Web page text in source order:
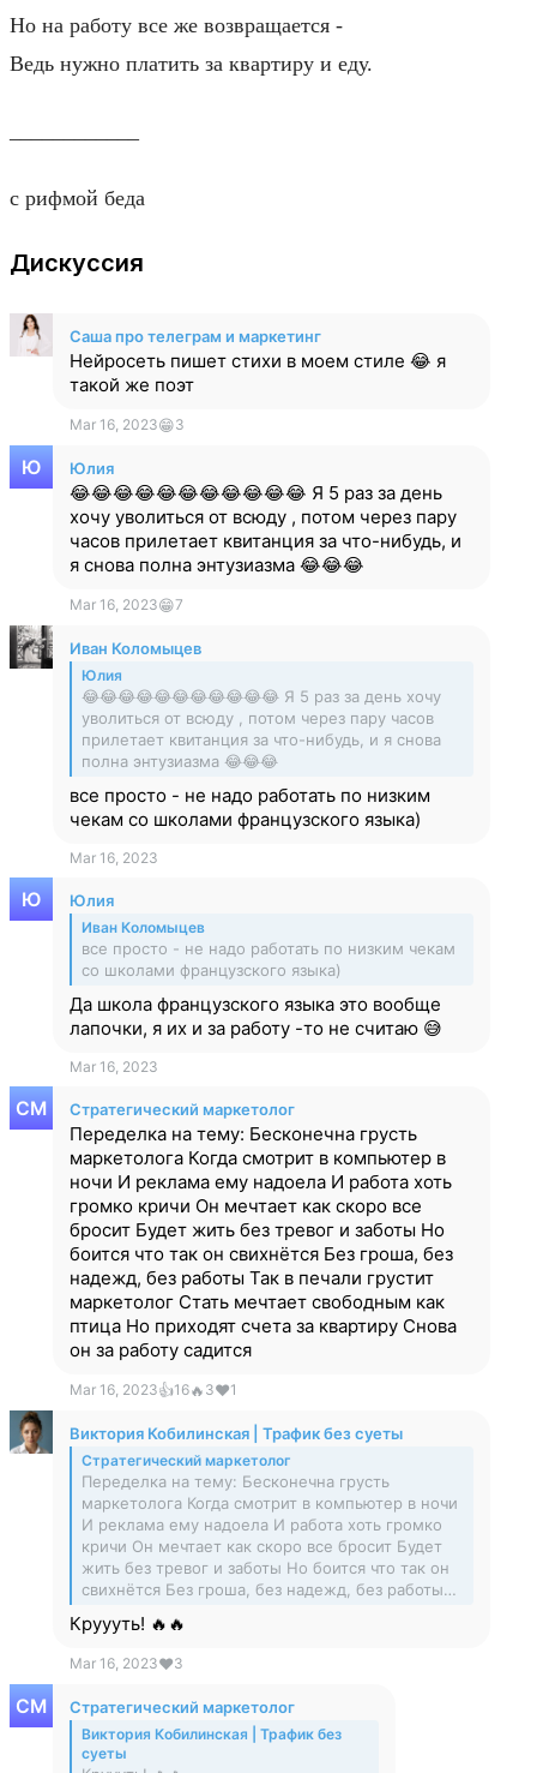
Но на работу все же возвращается -
Ведь нужно платить за квартиру и еду.
с рифмой беда
Дискуссия
Саша про телеграм и маркетинг
Нейросеть пишет стихи в моем стиле 😂 я
такой же поэт
Mar 16, 2023😁3
Юлия
😂😂😂😂😂😂😂😂😂😂😂 Я 5 раз за день
хочу уволиться от всюду , потом через пару
часов прилетает квитанция за что-нибудь, и
я снова полна энтузиазма 😂😂😂
Mar 16, 2023😁7
Иван Коломыцев
Юлия
😂😂😂😂😂😂😂😂😂😂😂 Я 5 раз за день хочу
уволиться от всюду , потом через пару часов
прилетает квитанция за что-нибудь, и я снова
полна энтузиазма 😂😂😂
все просто - не надо работать по низким
чекам со школами французского языка)
Mar 16, 2023
Юлия
Иван Коломыцев
все просто - не надо работать по низким чекам
со школами французского языка)
Да школа французского языка это вообще
лапочки, я их и за работу -то не считаю 😅
Mar 16, 2023
Стратегический маркетолог
Переделка на тему: Бесконечна грусть
маркетолога Когда смотрит в компьютер в
ночи И реклама ему надоела И работа хоть
громко кричи Он мечтает как скоро все
бросит Будет жить без тревог и заботы Но
боится что так он свихнётся Без гроша, без
надежд, без работы Так в печали грустит
маркетолог Стать мечтает свободным как
птица Но приходят счета за квартиру Снова
он за работу садится
Mar 16, 2023👍16🔥 3❤1
Виктория Кобилинская | Трафик без суеты
Стратегический маркетолог
Переделка на тему: Бесконечна грусть
маркетолога Когда смотрит в компьютер в ночи
И реклама ему надоела И работа хоть громко
кричи Он мечтает как скоро все бросит Будет
жить без тревог и заботы Но боится что так он
свихнётся Без гроша, без надежд, без работы…
Круууть! 🔥🔥
Mar 16, 2023❤3
Стратегический маркетолог
Виктория Кобилинская | Трафик без
суеты